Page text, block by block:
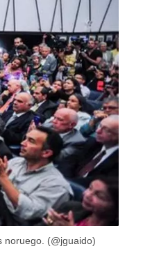
noruego. (@jguaido)